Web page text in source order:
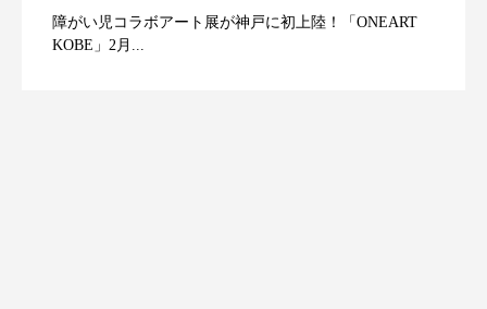
障がい児コラボアート展が神戸に初上陸！「ONEART
KOBE」2月...